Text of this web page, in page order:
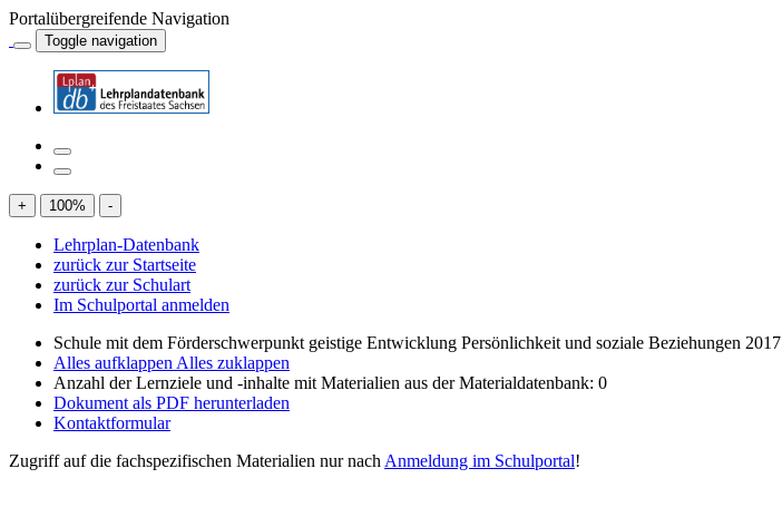
Portalübergreifende Navigation
Toggle navigation
+ 100% -
Lehrplan-Datenbank
zurück zur Startseite
zurück zur Schulart
Im Schulportal anmelden
Schule mit dem Förderschwerpunkt geistige Entwicklung Persönlichkeit und soziale Beziehungen 2017
Alles aufklappen Alles zuklappen
Anzahl der Lernziele und -inhalte mit Materialien aus der Materialdatenbank: 0
Dokument als PDF herunterladen
Kontaktformular
Zugriff auf die fachspezifischen Materialien nur nach Anmeldung im Schulportal!